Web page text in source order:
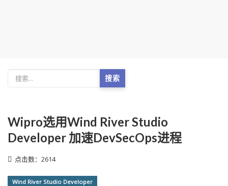
搜索
Wipro选用Wind River Studio
Developer 加速DevSecOps进程
点击数：2614
Wind River Studio Developer